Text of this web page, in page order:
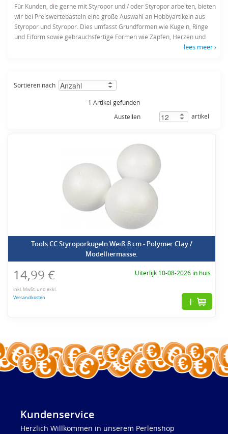
Für Kunden, die gerne mit Styropor und / oder Styropor arbeiten, bieten
wir bei Preiswertebasteln eine große Auswahl an Hobbyartikeln aus
Styropor und Styropor. Dies umfasst Grundformen wie Kugeln, Ringe
und Eiform sowie gebrauchsfertige Formen wie Zapfen, Herzen und
Tiere. Damit bieten wir Ihren Kunden viel Inspiration, um sie zu
bearbeiten. Zum Beispiel mit Filz-Schaum-Federn, aber auch Malen ist
Wasserbasis tun. Sie können Styropor auch mit Tapeten oder anderen
schönen Blättern Papier dekorieren.
lees meer ›
Sortieren nach
1 Artikel gefunden
artikel
Austellen
Tools CC Styroporkugeln Weiß 8 cm - Polymer Clay /
Modelliermasse.
14,99 €
inkl. MwSt. und exkl.
Versandkosten
Uiterlijk 10-08-2026 in huis.
Kundenservice
Herzlich Willkommen in unserem Perlenshop